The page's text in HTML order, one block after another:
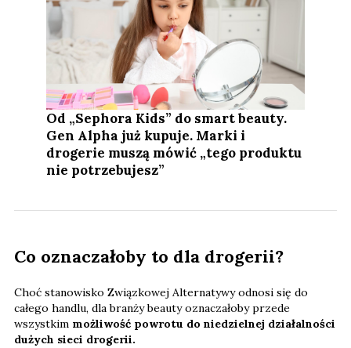
Od „Sephora Kids” do smart beauty.
Gen Alpha już kupuje. Marki i
drogerie muszą mówić „tego produktu
nie potrzebujesz”
Co oznaczałoby to dla drogerii?
Choć stanowisko Związkowej Alternatywy odnosi się do
całego handlu, dla branży beauty oznaczałoby przede
wszystkim możliwość powrotu do niedzielnej działalności
dużych sieci drogerii.